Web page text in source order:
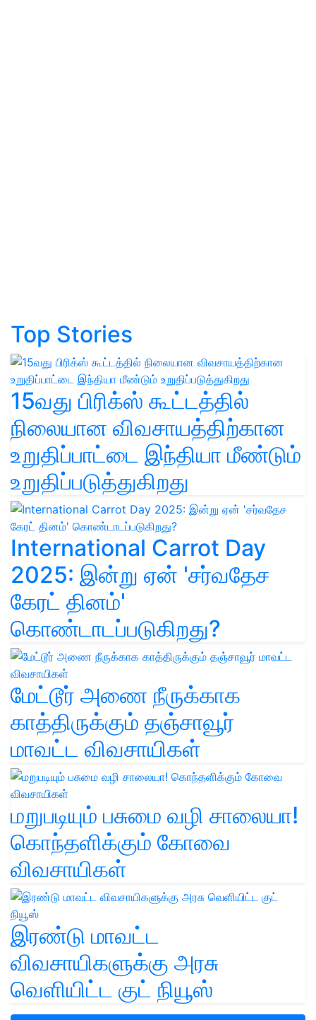
Top Stories
15வது பிரிக்ஸ் கூட்டத்தில்
நிலையான விவசாயத்திற்கான
உறுதிப்பாட்டை இந்தியா மீண்டும்
உறுதிப்படுத்துகிறது
International Carrot Day
2025: இன்று ஏன் 'சர்வதேச
கேரட் தினம்'
கொண்டாடப்படுகிறது?
மேட்டூர் அணை நீருக்காக
காத்திருக்கும் தஞ்சாவூர்
மாவட்ட விவசாயிகள்
மறுபடியும் பசுமை வழி சாலையா!
கொந்தளிக்கும் கோவை
விவசாயிகள்
இரண்டு மாவட்ட
விவசாயிகளுக்கு அரசு
வெளியிட்ட குட் நியூஸ்